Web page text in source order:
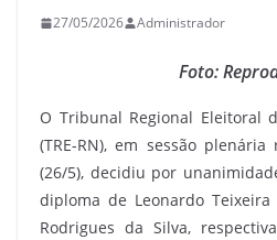
27/05/2026 Administrador
Foto:
O Tribunal Regional Eleitoral
(TRE-RN), em sessão
(26/5), decidiu por
diploma de Leonardo Teixeira
Rodrigues da Silva,